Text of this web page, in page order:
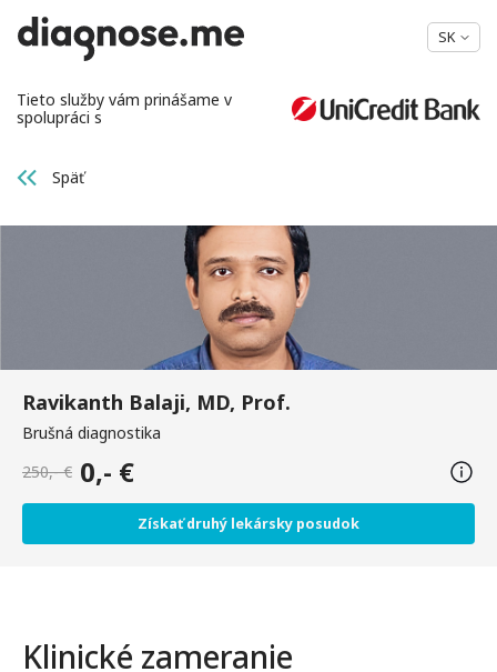
SK
Tieto služby vám prinášame v
spolupráci s
Späť
Ravikanth Balaji, MD, Prof.
Brušná diagnostika
250,- € 0,- €
Získať druhý lekársky posudok
Klinické zameranie